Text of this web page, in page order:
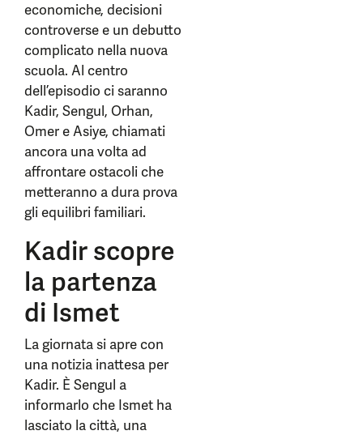
economiche, decisioni
controverse e un debutto
complicato nella nuova
scuola. Al centro
dell’episodio ci saranno
Kadir, Sengul, Orhan,
Omer e Asiye, chiamati
ancora una volta ad
affrontare ostacoli che
metteranno a dura prova
gli equilibri familiari.
Kadir scopre
la partenza
di Ismet
La giornata si apre con
una notizia inattesa per
Kadir. È Sengul a
informarlo che Ismet ha
lasciato la città, una